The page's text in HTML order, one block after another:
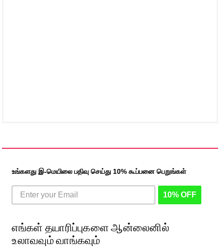
உங்களது இ-மெயிலை பதிவு செய்து 10% கூப்பனை பெறுங்கள்
10% OFF
எங்கள் தயாரிப்புகளை ஆன்லைனில்
உலாவவும் வாங்கவும்